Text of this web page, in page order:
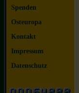
Spenden
Osteuropa
Kontakt
Impressum
Datenschutz